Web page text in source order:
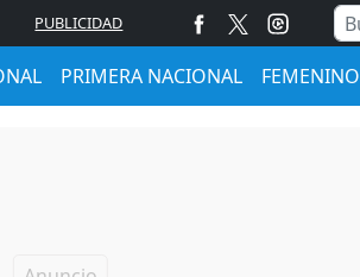
PUBLICIDAD
PRIMERA NACIONAL FEMENINO